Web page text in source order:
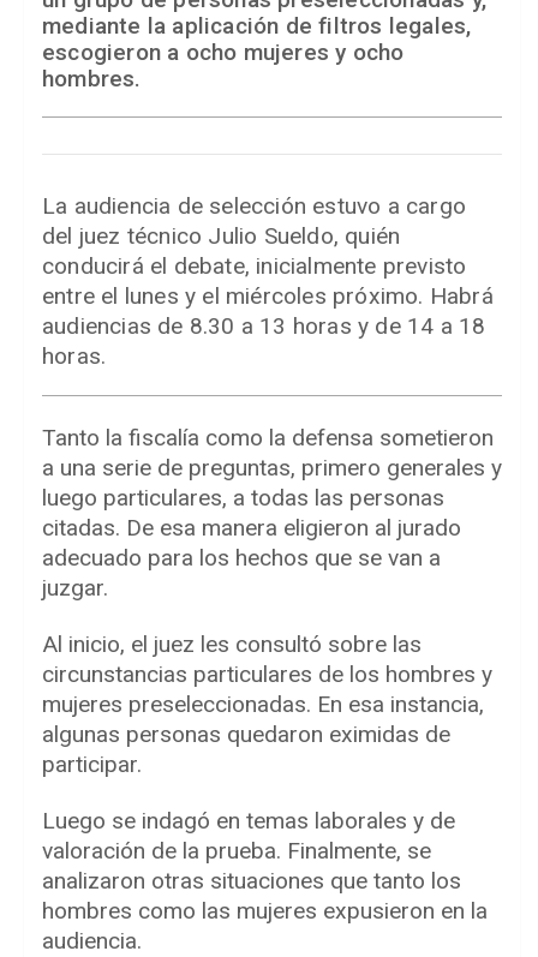
mediante la aplicación de filtros legales,
escogieron a ocho mujeres y ocho
hombres.
La audiencia de selección estuvo a cargo
del juez técnico Julio Sueldo, quién
conducirá el debate, inicialmente previsto
entre el lunes y el miércoles próximo. Habrá
audiencias de 8.30 a 13 horas y de 14 a 18
horas.
Tanto la fiscalía como la defensa sometieron
a una serie de preguntas, primero generales y
luego particulares, a todas las personas
citadas. De esa manera eligieron al jurado
adecuado para los hechos que se van a
juzgar.
Al inicio, el juez les consultó sobre las
circunstancias particulares de los hombres y
mujeres preseleccionadas. En esa instancia,
algunas personas quedaron eximidas de
participar.
Luego se indagó en temas laborales y de
valoración de la prueba. Finalmente, se
analizaron otras situaciones que tanto los
hombres como las mujeres expusieron en la
audiencia.